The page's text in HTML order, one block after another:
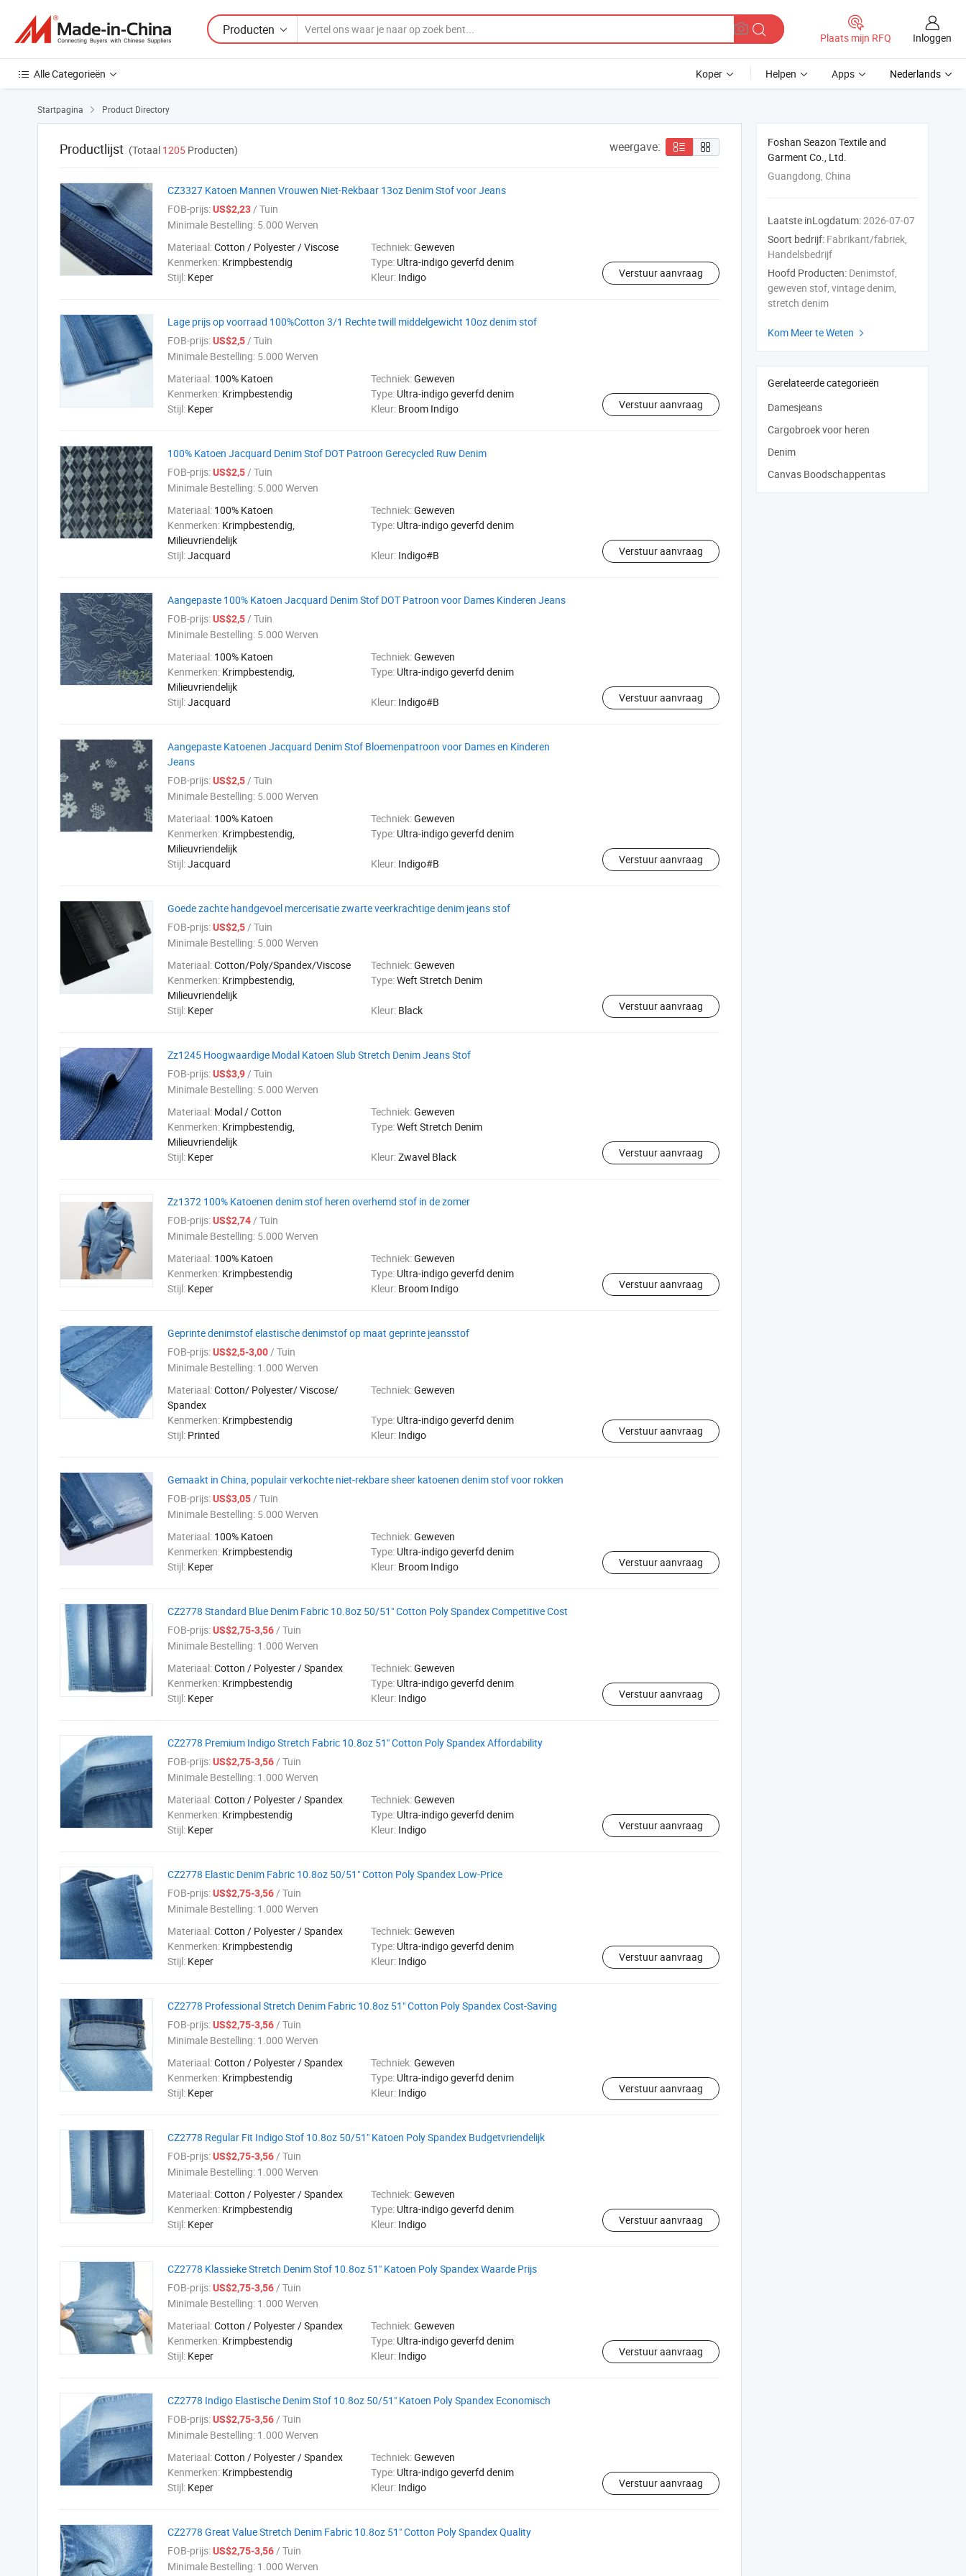
Producten
Plaats mijn RFQ Inloggen
Alle Categorieën Koper Helpen Apps Nederlands
Startpagina  Product Directory
Productlijst (Totaal 1205 Producten) weergave:
CZ3327 Katoen Mannen Vrouwen Niet-Rekbaar 13oz Denim Stof voor Jeans
FOB-prijs:US$2,23/ Tuin
Minimale Bestelling: 5.000 Werven
Materiaal:Cotton / Polyester / Viscose Techniek:Geweven
Kenmerken: Krimpbestendig Type: Ultra-indigo geverfd denim
Stijl: Keper Kleur: Indigo Verstuur aanvraag
Lage prijs op voorraad 100%Cotton 3/1 Rechte twill middelgewicht 10oz denim stof
FOB-prijs:US$2,5/ Tuin
Minimale Bestelling: 5.000 Werven
Materiaal: 100% Katoen Techniek:Geweven
Kenmerken: Krimpbestendig Type: Ultra-indigo geverfd denim
Stijl: Keper Kleur: Broom Indigo Verstuur aanvraag
100% Katoen Jacquard Denim Stof DOT Patroon Gerecycled Ruw Denim
FOB-prijs:US$2,5/ Tuin
Minimale Bestelling: 5.000 Werven
Materiaal: 100% Katoen Techniek:Geweven
Kenmerken: Krimpbestendig,
Milieuvriendelijk
Type: Ultra-indigo geverfd denim
Stijl:Jacquard Kleur: Indigo#B Verstuur aanvraag
Aangepaste 100% Katoen Jacquard Denim Stof DOT Patroon voor Dames Kinderen Jeans
FOB-prijs:US$2,5/ Tuin
Minimale Bestelling: 5.000 Werven
Materiaal: 100% Katoen Techniek:Geweven
Kenmerken: Krimpbestendig,
Milieuvriendelijk
Type: Ultra-indigo geverfd denim
Stijl:Jacquard Kleur: Indigo#B Verstuur aanvraag
Aangepaste Katoenen Jacquard Denim Stof Bloemenpatroon voor Dames en Kinderen
Jeans
FOB-prijs:US$2,5/ Tuin
Minimale Bestelling: 5.000 Werven
Materiaal: 100% Katoen Techniek:Geweven
Kenmerken: Krimpbestendig,
Milieuvriendelijk
Type: Ultra-indigo geverfd denim
Stijl:Jacquard Kleur: Indigo#B Verstuur aanvraag
Goede zachte handgevoel mercerisatie zwarte veerkrachtige denim jeans stof
FOB-prijs:US$2,5/ Tuin
Minimale Bestelling: 5.000 Werven
Materiaal:Cotton/Poly/Spandex/Viscose Techniek:Geweven
Kenmerken: Krimpbestendig,
Milieuvriendelijk
Type:Weft Stretch Denim
Stijl: Keper Kleur: Black Verstuur aanvraag
Zz1245 Hoogwaardige Modal Katoen Slub Stretch Denim Jeans Stof
FOB-prijs:US$3,9/ Tuin
Minimale Bestelling: 5.000 Werven
Materiaal: Modal / Cotton Techniek:Geweven
Kenmerken: Krimpbestendig,
Milieuvriendelijk
Type:Weft Stretch Denim
Stijl: Keper Kleur:Zwavel Black Verstuur aanvraag
Zz1372 100% Katoenen denim stof heren overhemd stof in de zomer
FOB-prijs:US$2,74/ Tuin
Minimale Bestelling: 5.000 Werven
Materiaal: 100% Katoen Techniek:Geweven
Kenmerken: Krimpbestendig Type: Ultra-indigo geverfd denim
Stijl: Keper Kleur: Broom Indigo Verstuur aanvraag
Geprinte denimstof elastische denimstof op maat geprinte jeansstof
FOB-prijs:US$2,5-3,00/ Tuin
Minimale Bestelling: 1.000 Werven
Materiaal:Cotton/ Polyester/ Viscose/
Spandex
Techniek:Geweven
Kenmerken: Krimpbestendig Type: Ultra-indigo geverfd denim
Stijl: Printed Kleur: Indigo Verstuur aanvraag
Gemaakt in China, populair verkochte niet-rekbare sheer katoenen denim stof voor rokken
FOB-prijs:US$3,05/ Tuin
Minimale Bestelling: 5.000 Werven
Materiaal: 100% Katoen Techniek:Geweven
Kenmerken: Krimpbestendig Type: Ultra-indigo geverfd denim
Stijl: Keper Kleur: Broom Indigo Verstuur aanvraag
CZ2778 Standard Blue Denim Fabric 10.8oz 50/51" Cotton Poly Spandex Competitive Cost
FOB-prijs:US$2,75-3,56/ Tuin
Minimale Bestelling: 1.000 Werven
Materiaal:Cotton / Polyester / Spandex Techniek:Geweven
Kenmerken: Krimpbestendig Type: Ultra-indigo geverfd denim
Stijl: Keper Kleur: Indigo Verstuur aanvraag
CZ2778 Premium Indigo Stretch Fabric 10.8oz 51" Cotton Poly Spandex Affordability
FOB-prijs:US$2,75-3,56/ Tuin
Minimale Bestelling: 1.000 Werven
Materiaal:Cotton / Polyester / Spandex Techniek:Geweven
Kenmerken: Krimpbestendig Type: Ultra-indigo geverfd denim
Stijl: Keper Kleur: Indigo Verstuur aanvraag
CZ2778 Elastic Denim Fabric 10.8oz 50/51" Cotton Poly Spandex Low-Price
FOB-prijs:US$2,75-3,56/ Tuin
Minimale Bestelling: 1.000 Werven
Materiaal:Cotton / Polyester / Spandex Techniek:Geweven
Kenmerken: Krimpbestendig Type: Ultra-indigo geverfd denim
Stijl: Keper Kleur: Indigo Verstuur aanvraag
CZ2778 Professional Stretch Denim Fabric 10.8oz 51" Cotton Poly Spandex Cost-Saving
FOB-prijs:US$2,75-3,56/ Tuin
Minimale Bestelling: 1.000 Werven
Materiaal:Cotton / Polyester / Spandex Techniek:Geweven
Kenmerken: Krimpbestendig Type: Ultra-indigo geverfd denim
Stijl: Keper Kleur: Indigo Verstuur aanvraag
CZ2778 Regular Fit Indigo Stof 10.8oz 50/51" Katoen Poly Spandex Budgetvriendelijk
FOB-prijs:US$2,75-3,56/ Tuin
Minimale Bestelling: 1.000 Werven
Materiaal:Cotton / Polyester / Spandex Techniek:Geweven
Kenmerken: Krimpbestendig Type: Ultra-indigo geverfd denim
Stijl: Keper Kleur: Indigo Verstuur aanvraag
CZ2778 Klassieke Stretch Denim Stof 10.8oz 51" Katoen Poly Spandex Waarde Prijs
FOB-prijs:US$2,75-3,56/ Tuin
Minimale Bestelling: 1.000 Werven
Materiaal:Cotton / Polyester / Spandex Techniek:Geweven
Kenmerken: Krimpbestendig Type: Ultra-indigo geverfd denim
Stijl: Keper Kleur: Indigo Verstuur aanvraag
CZ2778 Indigo Elastische Denim Stof 10.8oz 50/51" Katoen Poly Spandex Economisch
FOB-prijs:US$2,75-3,56/ Tuin
Minimale Bestelling: 1.000 Werven
Materiaal:Cotton / Polyester / Spandex Techniek:Geweven
Kenmerken: Krimpbestendig Type: Ultra-indigo geverfd denim
Stijl: Keper Kleur: Indigo Verstuur aanvraag
CZ2778 Great Value Stretch Denim Fabric 10.8oz 51" Cotton Poly Spandex Quality
FOB-prijs:US$2,75-3,56/ Tuin
Minimale Bestelling: 1.000 Werven
Foshan Seazon Textile and
Garment Co., Ltd.
Guangdong, China
Laatste inLogdatum:2026-07-07
Soort bedrijf: Fabrikant/fabriek,
Handelsbedrijf
Hoofd Producten: Denimstof,
geweven stof, vintage denim,
stretch denim
Kom Meer te Weten 
Gerelateerde categorieën
Damesjeans
Cargobroek voor heren
Denim
Canvas Boodschappentas